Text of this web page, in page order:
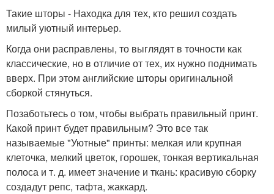
Такие шторы - Находка для тех, кто решил создать
милый уютный интерьер.
Когда они расправлены, то выглядят в точности как
классические, но в отличие от тех, их нужно поднимать
вверх. При этом английские шторы оригинальной
сборкой стянуться.
Позаботьтесь о том, чтобы выбрать правильный принт.
Какой принт будет правильным? Это все так
называемые "Уютные" принты: мелкая или крупная
клеточка, мелкий цветок, горошек, тонкая вертикальная
полоса и т. д. имеет значение и ткань: красивую сборку
создадут репс, тафта, жаккард.